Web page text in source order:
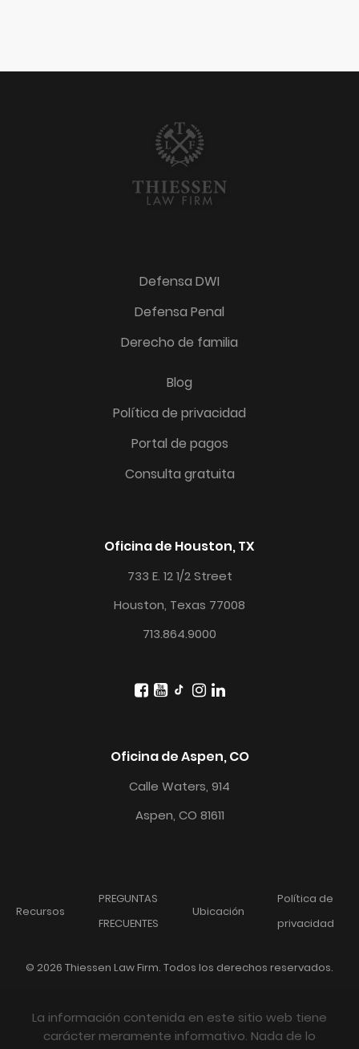
Defensa DWI
Defensa Penal
Derecho de familia
Blog
Política de privacidad
Portal de pagos
Consulta gratuita
Oficina de Houston, TX
733 E. 12 1/2 Street
Houston, Texas 77008
713.864.9000
Oficina de Aspen, CO
Calle Waters, 914
Aspen, CO 81611
Recursos
PREGUNTAS
FRECUENTES
Ubicación
Política de
privacidad
© 2026 Thiessen Law Firm. Todos los derechos reservados.
La información contenida en este sitio web tiene
carácter meramente informativo. Nada de lo